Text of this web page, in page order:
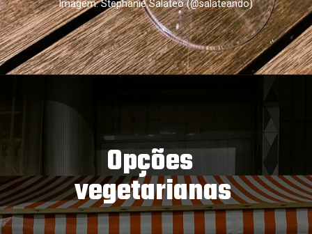
Imagem: Stephanie Salateo (@salateando)
Opções
vegetarianas